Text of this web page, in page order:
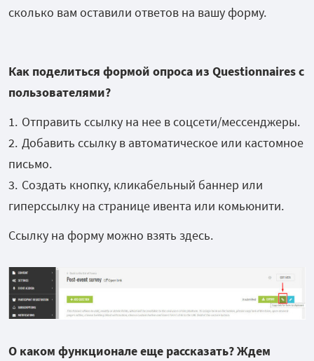
сколько вам оставили ответов на вашу форму.
Как поделиться формой опроса из Questionnaires с
пользователями?
Отправить ссылку на нее в соцсети/мессенджеры.
Добавить ссылку в автоматическое или кастомное
письмо.
Создать кнопку, кликабельный баннер или
гиперссылку на странице ивента или комьюнити.
Ссылку на форму можно взять здесь.
О каком функционале еще рассказать? Ждем